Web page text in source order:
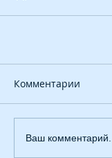
Комментарии
Ваш комментарий...